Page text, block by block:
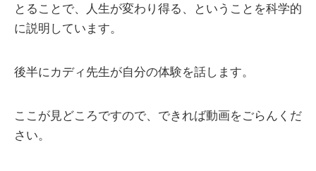
とることで、人生が変わり得る、ということを科学的
に説明しています。
後半にカディ先生が自分の体験を話します。
ここが見どころですので、できれば動画をごらんくだ
さい。